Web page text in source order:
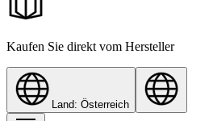
Kaufen Sie direkt vom Hersteller
Land: Österreich